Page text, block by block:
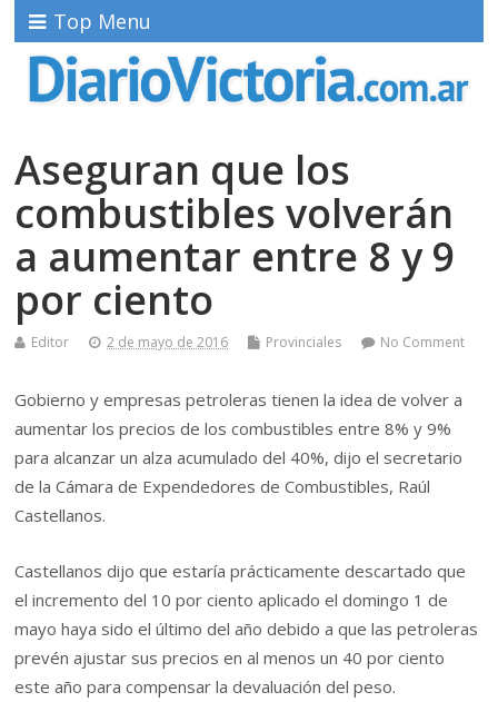
Top Menu
Aseguran que los
combustibles volverán
a aumentar entre 8 y 9
por ciento
Editor 2 de mayo de 2016 Provinciales No Comment
Gobierno y empresas petroleras tienen la idea de volver a
aumentar los precios de los combustibles entre 8% y 9%
para alcanzar un alza acumulado del 40%, dijo el secretario
de la Cámara de Expendedores de Combustibles, Raúl
Castellanos.
Castellanos dijo que estaría prácticamente descartado que
el incremento del 10 por ciento aplicado el domingo 1 de
mayo haya sido el último del año debido a que las petroleras
prevén ajustar sus precios en al menos un 40 por ciento
este año para compensar la devaluación del peso.